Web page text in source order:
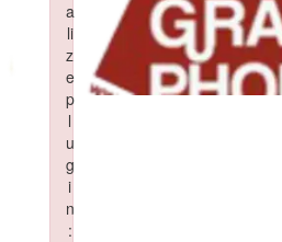
a
li
z
e
p
l
u
g
i
n
: